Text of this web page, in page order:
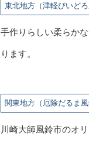
東北地方（津軽びいどろ
手作りらしい柔らか
ります。
関東地方（厄除だるま風
川崎大師風鈴市のオ